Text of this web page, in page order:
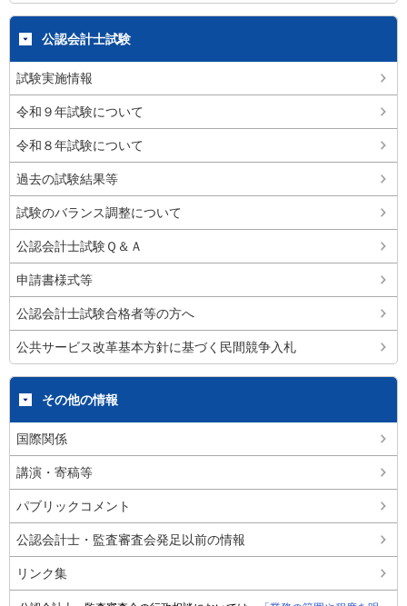
公認会計士試験
試験実施情報
令和９年試験について
令和８年試験について
過去の試験結果等
試験のバランス調整について
公認会計士試験Ｑ＆Ａ
申請書様式等
公認会計士試験合格者等の方へ
公共サービス改革基本方針に基づく民間競争入札
その他の情報
国際関係
講演・寄稿等
パブリックコメント
公認会計士・監査審査会発足以前の情報
リンク集